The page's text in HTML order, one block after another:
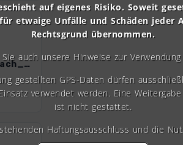
Kre_14_Krios Beach_4947_3.gpx
auf eigenes Risiko. Soweit
etwaige Unfälle und Schäden jeder
Rechtsgrund übernommen.
auch unsere Hinweise zur Verwendung
gestellten GPS-Daten dürfen
verwendet werden. Eine
ist nicht gestattet.
Haftungsausschluss und die